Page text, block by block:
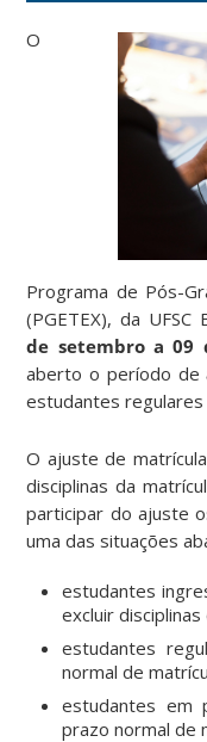
O
Programa de Pós-
(PGETEX), da
de setembro a 09
aberto o período de
estudantes
O ajuste de
disciplinas da
participar do ajuste
uma das situações
estudantes
excluir
estudantes
normal de
estudantes em
prazo normal de